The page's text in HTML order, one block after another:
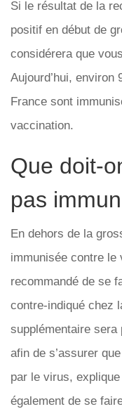
Si le résultat de la
positif en début de
considérera que
Aujourd’hui, environ
France sont
vaccination.
Que doit-
pas
En dehors de la
immunisée contre
recommandé de se
contre-indiqué chez
supplémentaire
afin de s’assurer
par le virus,
également de se